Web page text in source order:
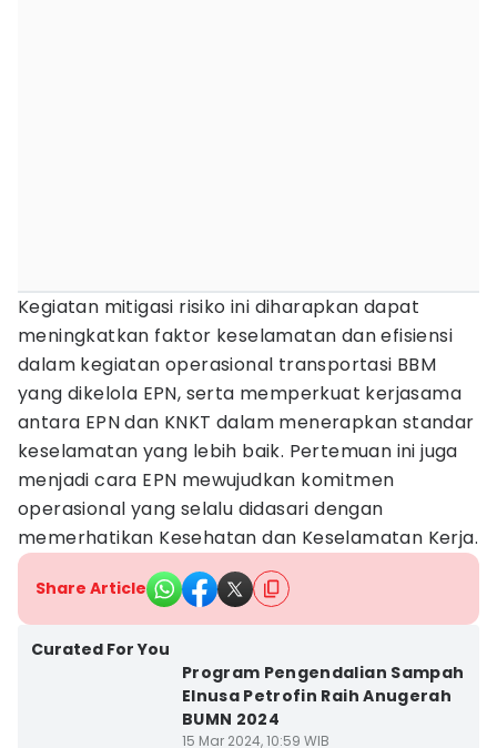
Kegiatan mitigasi risiko ini diharapkan dapat
meningkatkan faktor keselamatan dan efisiensi
dalam kegiatan operasional transportasi BBM
yang dikelola EPN, serta memperkuat kerjasama
antara EPN dan KNKT dalam menerapkan standar
keselamatan yang lebih baik. Pertemuan ini juga
menjadi cara EPN mewujudkan komitmen
operasional yang selalu didasari dengan
memerhatikan Kesehatan dan Keselamatan Kerja.
Share Article
Curated For You
Program Pengendalian Sampah
Elnusa Petrofin Raih Anugerah
BUMN 2024
15 Mar 2024, 10:59 WIB